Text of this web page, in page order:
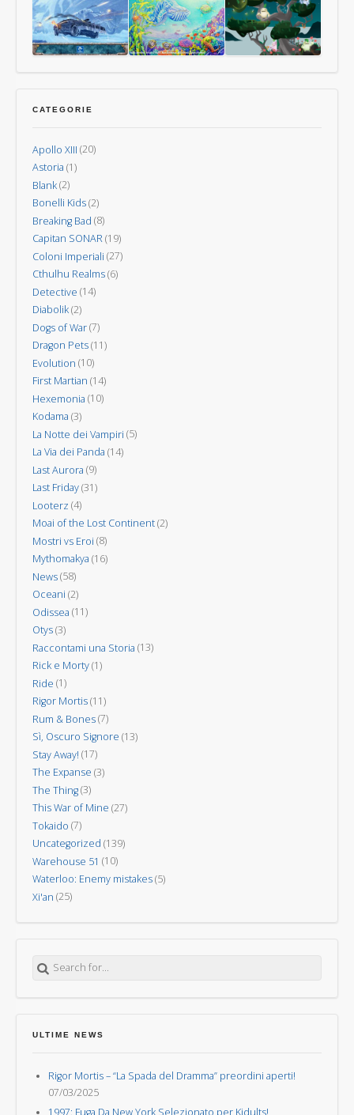
Guerra
dei
Mondi
dei
Vulcani
Uomini
Aurora
CATEGORIE
Apollo XIII (20)
Astoria (1)
Blank(2)
Bonelli Kids(2)
Breaking Bad (8)
Capitan SONAR(19)
Coloni Imperiali (27)
Cthulhu Realms(6)
Detective (14)
Diabolik(2)
Dogs of War(7)
Dragon Pets(11)
Evolution (10)
First Martian (14)
Hexemonia (10)
Kodama (3)
La Notte dei Vampiri (5)
La Via dei Panda (14)
Last Aurora (9)
Last Friday(31)
Looterz (4)
Moai of the Lost Continent(2)
Mostri vs Eroi (8)
Mythomakya (16)
News(58)
Oceani (2)
Odissea (11)
Otys(3)
Raccontami una Storia (13)
Rick e Morty(1)
Ride (1)
Rigor Mortis(11)
Rum & Bones(7)
Sì, Oscuro Signore (13)
Stay Away! (17)
The Expanse (3)
The Thing(3)
This War of Mine (27)
Tokaido (7)
Uncategorized (139)
Warehouse 51 (10)
Waterloo: Enemy mistakes(5)
Xi'an (25)
ULTIME NEWS
Rigor Mortis – “La Spada del Dramma” preordini aperti!
07/03/2025
1997: Fuga Da New York Selezionato per Kidults!